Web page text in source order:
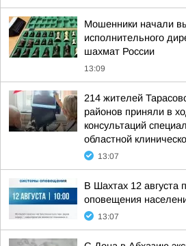
Мошенники начали
исполнительного
шахмат России
13:09
214 жителей
районов приняли в
консультаций
областной
13:07
В Шахтах 12 августа
оповещения
13:07